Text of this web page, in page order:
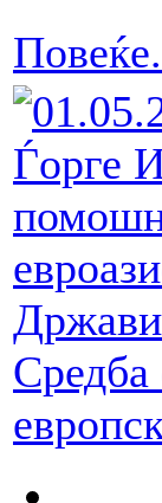
Средба